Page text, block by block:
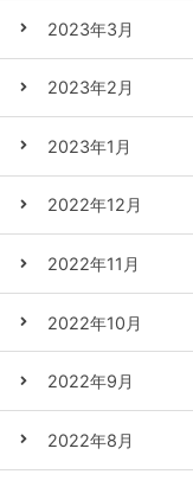
2023年3月
2023年2月
2023年1月
2022年12月
2022年11月
2022年10月
2022年9月
2022年8月